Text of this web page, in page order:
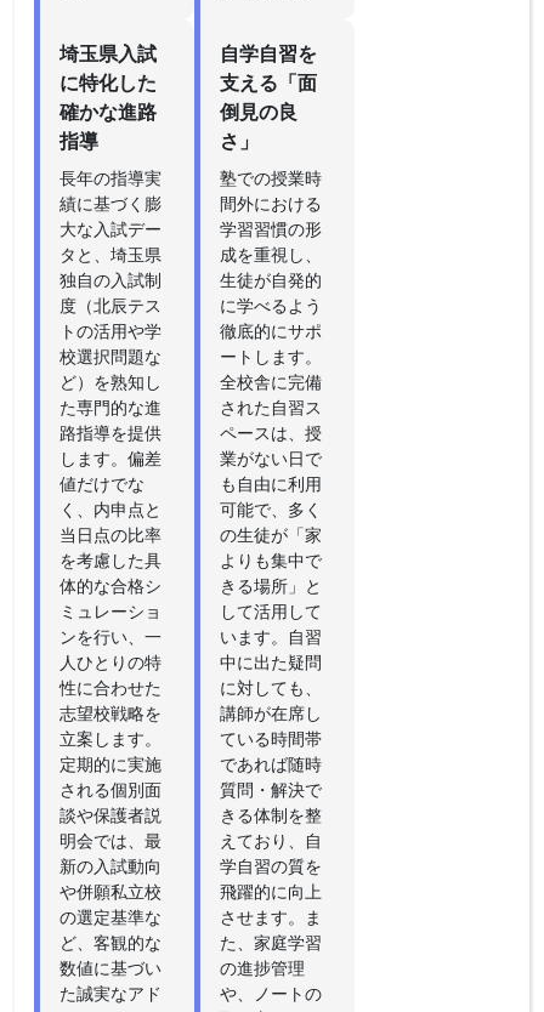
埼玉県入試
に特化した
確かな進路
指導
長年の指導実
績に基づく膨
大な入試デー
タと、埼玉県
独自の入試制
度（北辰テス
トの活用や学
校選択問題な
ど）を熟知し
た専門的な進
路指導を提供
します。偏差
値だけでな
く、内申点と
当日点の比率
を考慮した具
体的な合格シ
ミュレーショ
ンを行い、一
人ひとりの特
性に合わせた
志望校戦略を
立案します。
定期的に実施
される個別面
談や保護者説
明会では、最
新の入試動向
や併願私立校
の選定基準な
ど、客観的な
数値に基づい
た誠実なアド
自学自習を
支える「面
倒見の良
さ」
塾での授業時
間外における
学習習慣の形
成を重視し、
生徒が自発的
に学べるよう
徹底的にサポ
ートします。
全校舎に完備
された自習ス
ペースは、授
業がない日で
も自由に利用
可能で、多く
の生徒が「家
よりも集中で
きる場所」と
して活用して
います。自習
中に出た疑問
に対しても、
講師が在席し
ている時間帯
であれば随時
質問・解決で
きる体制を整
えており、自
学自習の質を
飛躍的に向上
させます。ま
た、家庭学習
の進捗管理
や、ノートの